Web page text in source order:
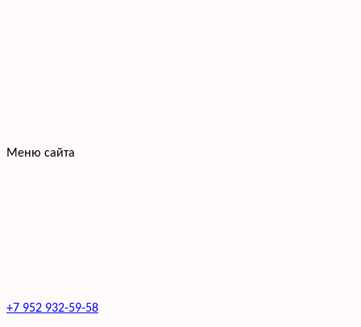
Меню сайта
+7 952 932-59-58